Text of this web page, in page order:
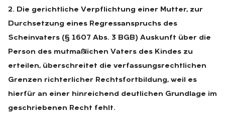
2. Die gerichtliche Verpflichtung einer Mutter, zur
Durchsetzung eines Regressanspruchs des
Scheinvaters (§ 1607 Abs. 3 BGB) Auskunft über die
Person des mutmaßlichen Vaters des Kindes zu
erteilen, überschreitet die verfassungsrechtlichen
Grenzen richterlicher Rechtsfortbildung, weil es
hierfür an einer hinreichend deutlichen Grundlage im
geschriebenen Recht fehlt.